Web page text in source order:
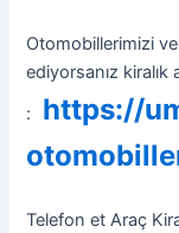
Otomobillerimizi
ediyorsanız kiralık
:
https://
Telefon et Araç